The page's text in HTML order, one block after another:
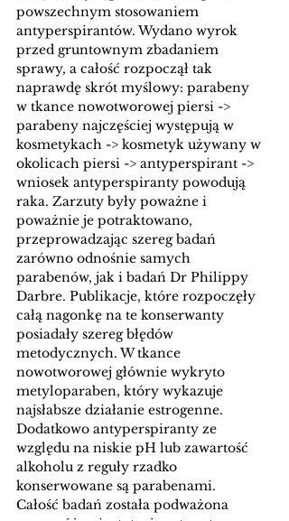
powszechnym stosowaniem
antyperspirantów. Wydano wyrok
przed gruntownym zbadaniem
sprawy, a całość rozpoczął tak
naprawdę skrót myślowy: parabeny
w tkance nowotworowej piersi ->
parabeny najczęściej występują w
kosmetykach -> kosmetyk używany w
okolicach piersi -> antyperspirant ->
wniosek antyperspiranty powodują
raka. Zarzuty były poważne i
poważnie je potraktowano,
przeprowadzając szereg badań
zarówno odnośnie samych
parabenów, jak i badań Dr Philippy
Darbre. Publikacje, które rozpoczęły
całą nagonkę na te konserwanty
posiadały szereg błędów
metodycznych. W tkance
nowotworowej głównie wykryto
metyloparaben, który wykazuje
najsłabsze działanie estrogenne.
Dodatkowo antyperspiranty ze
względu na niskie pH lub zawartość
alkoholu z reguły rzadko
konserwowane są parabenami.
Całość badań została podważona